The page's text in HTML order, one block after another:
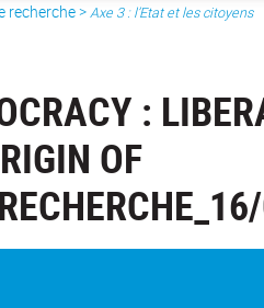
recherche>Axe 3 : l’Etat et les citoyens
:
OF